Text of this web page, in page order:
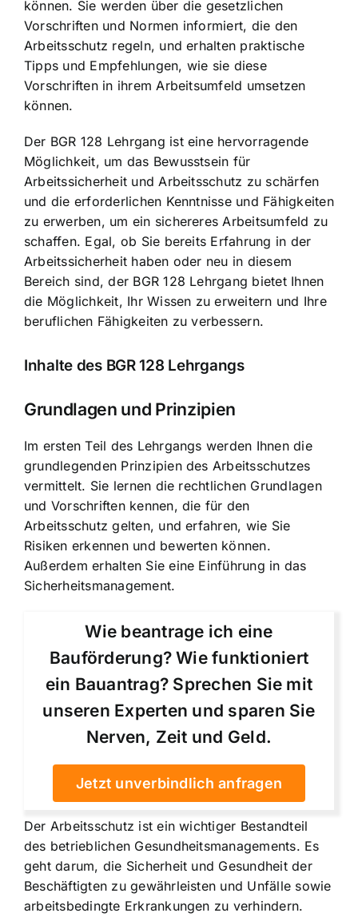
können. Sie werden über die gesetzlichen
Vorschriften und Normen informiert, die den
Arbeitsschutz regeln, und erhalten praktische
Tipps und Empfehlungen, wie sie diese
Vorschriften in ihrem Arbeitsumfeld umsetzen
können.
Der BGR 128 Lehrgang ist eine hervorragende
Möglichkeit, um das Bewusstsein für
Arbeitssicherheit und Arbeitsschutz zu schärfen
und die erforderlichen Kenntnisse und Fähigkeiten
zu erwerben, um ein sichereres Arbeitsumfeld zu
schaffen. Egal, ob Sie bereits Erfahrung in der
Arbeitssicherheit haben oder neu in diesem
Bereich sind, der BGR 128 Lehrgang bietet Ihnen
die Möglichkeit, Ihr Wissen zu erweitern und Ihre
beruflichen Fähigkeiten zu verbessern.
Inhalte des BGR 128 Lehrgangs
Grundlagen und Prinzipien
Im ersten Teil des Lehrgangs werden Ihnen die
grundlegenden Prinzipien des Arbeitsschutzes
vermittelt. Sie lernen die rechtlichen Grundlagen
und Vorschriften kennen, die für den
Arbeitsschutz gelten, und erfahren, wie Sie
Risiken erkennen und bewerten können.
Außerdem erhalten Sie eine Einführung in das
Sicherheitsmanagement.
Wie beantrage ich eine
Bauförderung? Wie funktioniert
ein Bauantrag? Sprechen Sie mit
unseren Experten und sparen Sie
Nerven, Zeit und Geld.
Jetzt unverbindlich anfragen
Der Arbeitsschutz ist ein wichtiger Bestandteil
des betrieblichen Gesundheitsmanagements. Es
geht darum, die Sicherheit und Gesundheit der
Beschäftigten zu gewährleisten und Unfälle sowie
arbeitsbedingte Erkrankungen zu verhindern.